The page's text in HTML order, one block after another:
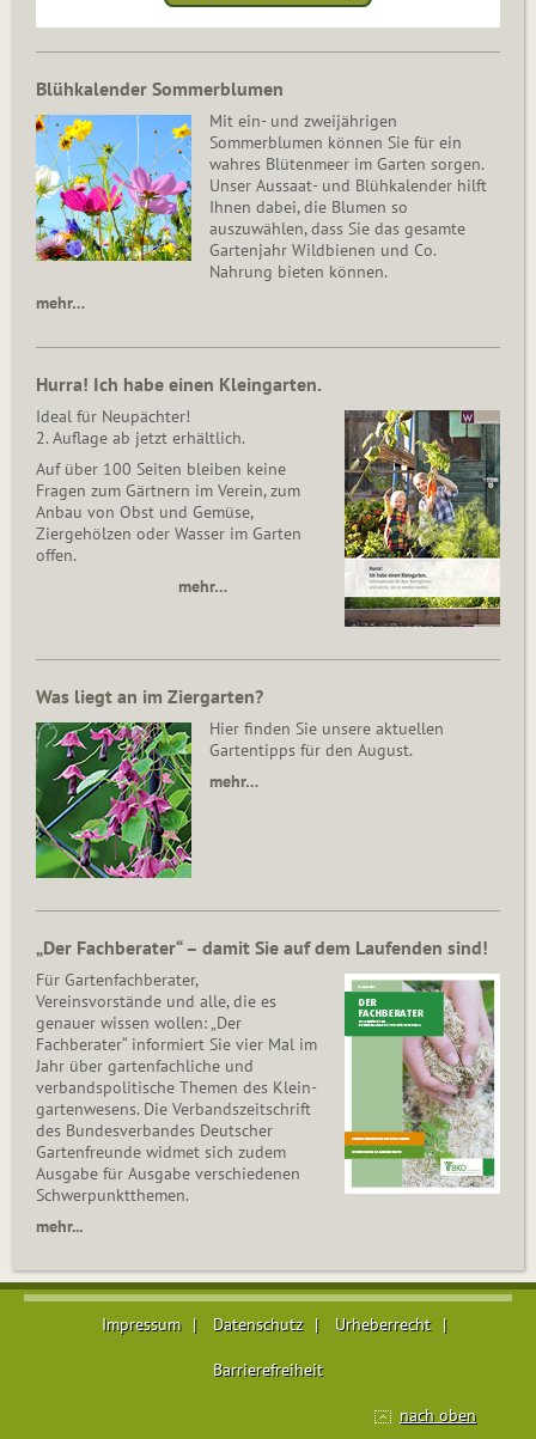
Blühkalender Sommerblumen
Mit ein- und zweijährigen
Sommerblumen können Sie für ein
wahres Blütenmeer im Garten sorgen.
Unser Aussaat- und Blühkalender hilft
Ihnen dabei, die Blumen so
auszuwählen, dass Sie das gesamte
Gartenjahr Wildbienen und Co.
Nahrung bieten können.
mehr…
Hurra! Ich habe einen Kleingarten.
Ideal für Neupächter!
2. Auflage ab jetzt erhältlich.
Auf über 100 Seiten bleiben keine
Fragen zum Gärtnern im Verein, zum
Anbau von Obst und Gemüse,
Ziergehölzen oder Wasser im Garten
offen.
mehr…
Was liegt an im Ziergarten?
Hier finden Sie unsere aktuellen
Gartentipps für den August.
mehr…
„Der Fachberater“ – damit Sie auf dem Laufenden sind!
Für Gartenfachberater,
Vereinsvorstände und alle, die es
genauer wissen wollen: „Der
Fachberater“ informiert Sie vier Mal im
Jahr über gartenfachliche und
verbandspolitische Themen des Klein­
gar­ten­wesens. Die Ver­bands­zeit­schrift
des Bun­des­ver­ban­des Deutscher
Gartenfreunde widmet sich zudem
Ausgabe für Ausgabe verschiedenen
Schwer­punkt­the­men.
mehr...
Impressum Datenschutz Urheberrecht
Barrierefreiheit
nach oben